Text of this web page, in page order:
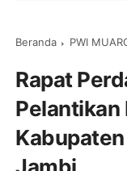
Beranda PWI
Rapat
Pelantikan